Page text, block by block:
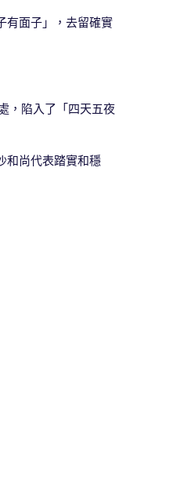
有面子」，去留確實
，陷入了「四天五夜
和尚代表踏實和穩